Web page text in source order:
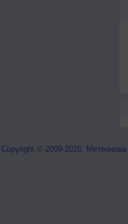
Copyright © 2009-2026, Метеонова